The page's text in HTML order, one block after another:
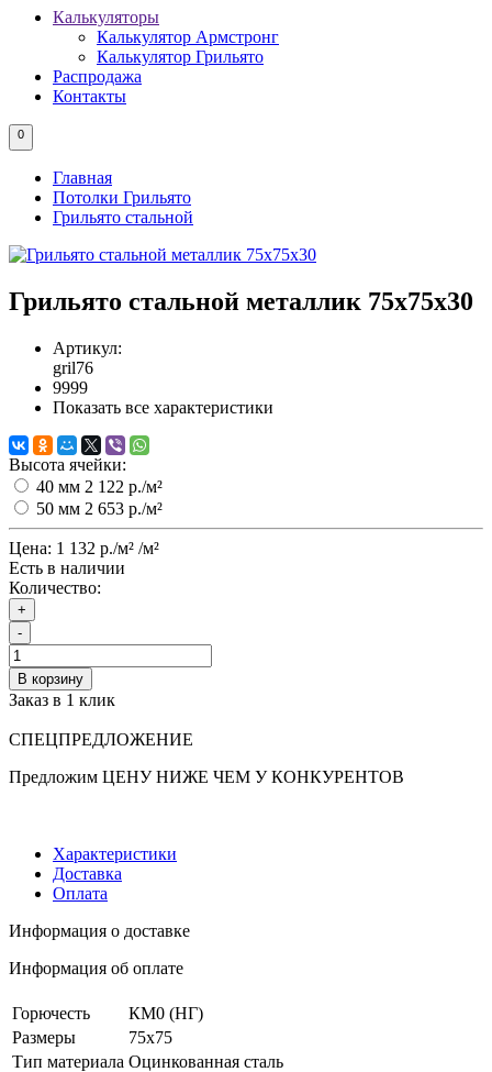
Калькуляторы
Калькулятор Армстронг
Калькулятор Грильято
Распродажа
Контакты
0
Главная
Потолки Грильято
Грильято стальной
Грильято стальной металлик 75х75x30
Артикул:
gril76
9999
Показать все характеристики
Высота ячейки:
40 мм 2 122 р./м²
50 мм 2 653 р./м²
Цена: 1 132 р./м² /м²
Есть в наличии
Количество:
+
-
В корзину
Заказ в 1 клик
СПЕЦПРЕДЛОЖЕНИЕ
Предложим ЦЕНУ НИЖЕ ЧЕМ У КОНКУРЕНТОВ
Характеристики
Доставка
Оплата
Информация о доставке
Информация об оплате
Горючесть
КМ0 (НГ)
Размеры
75х75
Тип материала Оцинкованная сталь